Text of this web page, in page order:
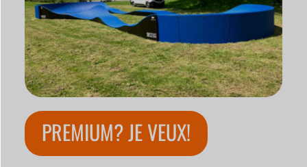
PREMIUM? JE VEUX!